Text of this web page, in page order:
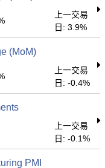
上一交易
日: 3.9%
(MoM)
上一交易
日: -0.4%
上一交易
日: -0.1%
PMI